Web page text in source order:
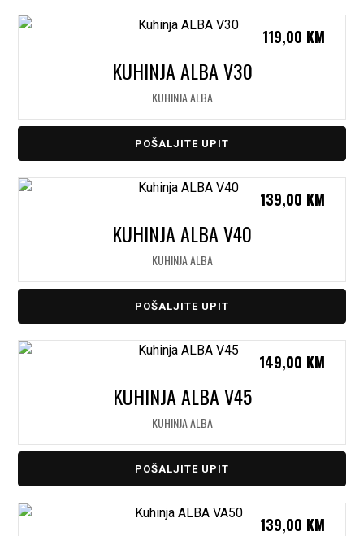
KUHINJA ALBA V30
KUHINJA ALBA
119,00 KM
POŠALJITE UPIT
KUHINJA ALBA V40
KUHINJA ALBA
139,00 KM
POŠALJITE UPIT
KUHINJA ALBA V45
KUHINJA ALBA
149,00 KM
POŠALJITE UPIT
139,00 KM